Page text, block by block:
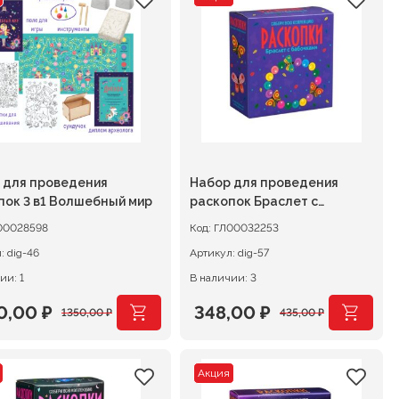
₽.
65,00 ₽.
для проведения
3 в1 Волшебный мир
dig-46
1
1350,00₽
₽
₽.
Набор для проведения
раскопок Браслет с
Код: ГЛ00032253
Артикул: dig-57
В наличии: 3
435,00₽
Первоначальная
составляла
348,00 ₽
Текущая
348,00 ₽.
Акция